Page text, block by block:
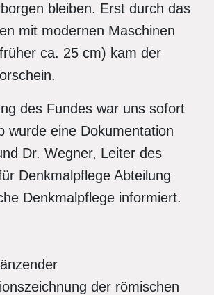
bleiben. Erst durch das
mit modernen Maschinen
ca. 25 cm) kam der
des Fundes war uns sofort
wurde eine Dokumentation
Dr. Wegner, Leiter des
Denkmalpflege Abteilung
Denkmalpflege informiert.
der römischen